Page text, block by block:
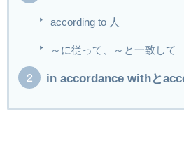
according to 人
～に従って、～と一致して
in accordance withと